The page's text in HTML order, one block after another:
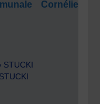
Cornélie
STUCKI